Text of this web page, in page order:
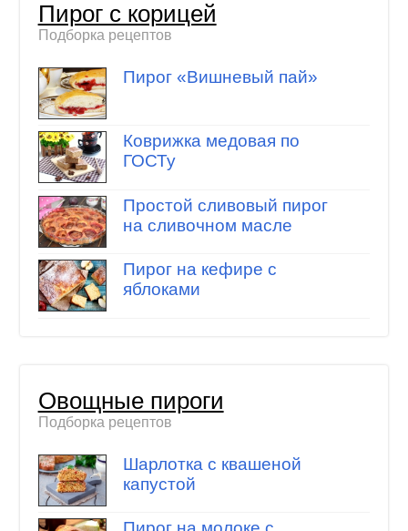
Пирог с корицей
Подборка рецептов
Пирог «Вишневый пай»
Коврижка медовая по
ГОСТу
Простой сливовый пирог
на сливочном масле
Пирог на кефире с
яблоками
Овощные пироги
Подборка рецептов
Шарлотка с квашеной
капустой